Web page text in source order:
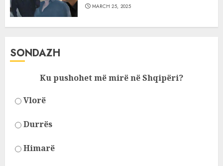
MARCH 25, 2025
SONDAZH
Ku pushohet më mirë në Shqipëri?
Vlorë
Durrës
Himarë